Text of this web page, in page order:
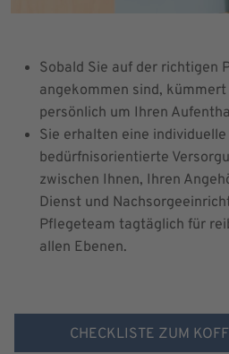
Sobald Sie auf der richtigen
angekommen sind,
persönlich um Ihren
Sie erhalten eine individuelle
bedürfnisorientierte
zwischen Ihnen, Ihren
Dienst und
Pflegeteam tagtäglich für
allen Ebenen.
CHECKLISTE ZUM